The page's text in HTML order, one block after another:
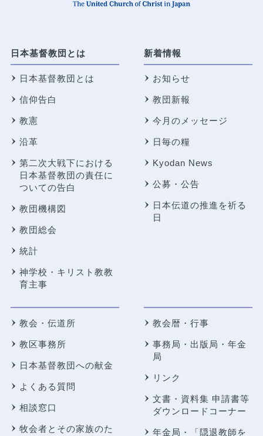
日本基督教団とは
日本基督教団とは
信仰告白
教憲
沿革
第二次大戦下における
日本基督教団の責任に
ついての告白
教団機構図
教団総会
統計
神学校・キリスト教教
育主事
新着情報
お知らせ
教団新報
今月のメッセージ
日毎の糧
Kyodan News
公募・公告
日本伝道の推進を祈る
日
教会・伝道所
教区事務所
日本基督教団への献金
よくある質問
相談窓口
牧会者とその家族のた
教会暦・行事
事務局・出版局・年金
局
リンク
文書・資料集 申請書等
ダウンロードコーナー
年金局・ 「隠退教師を